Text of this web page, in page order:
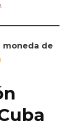
moneda de